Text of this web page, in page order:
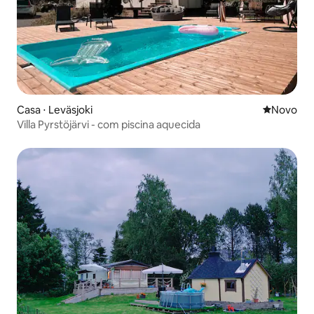
Casa ⋅ Leväsjoki Novo
Novo
Villa Pyrstöjärvi - com piscina aquecida